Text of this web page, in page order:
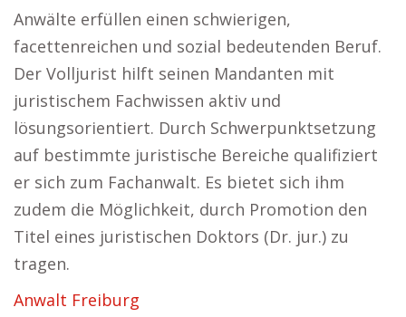
Anwälte erfüllen einen schwierigen,
facettenreichen und sozial bedeutenden Beruf.
Der Volljurist hilft seinen Mandanten mit
juristischem Fachwissen aktiv und
lösungsorientiert. Durch Schwerpunktsetzung
auf bestimmte juristische Bereiche qualifiziert
er sich zum Fachanwalt. Es bietet sich ihm
zudem die Möglichkeit, durch Promotion den
Titel eines juristischen Doktors (Dr. jur.) zu
tragen.
Anwalt Freiburg